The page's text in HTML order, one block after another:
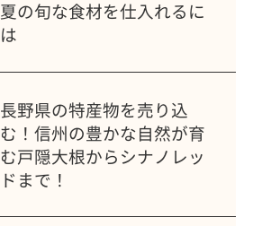
夏の旬な食材を仕入れるに
は
長野県の特産物を売り込
む！信州の豊かな自然が育
む戸隠大根からシナノレッ
ドまで！